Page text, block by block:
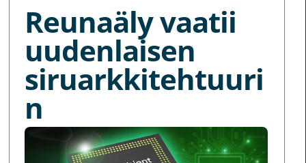
Reunaäly vaatii
uudenlaisen
siruarkkitehtuuri
n